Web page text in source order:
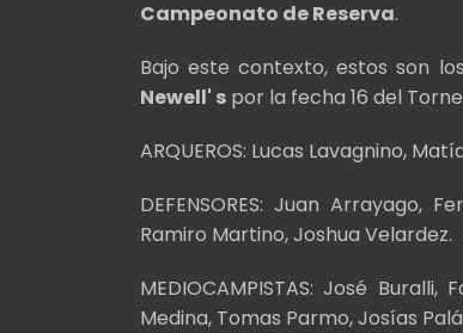
Campeonato de Reserva.
Bajo este contexto, estos son
Newell' s por la fecha 16 del
ARQUEROS: Lucas Lavagnino,
DEFENSORES: Juan Arrayago,
Ramiro Martino, Joshua Velardez.
MEDIOCAMPISTAS: José
Medina, Tomas Parmo, Josías